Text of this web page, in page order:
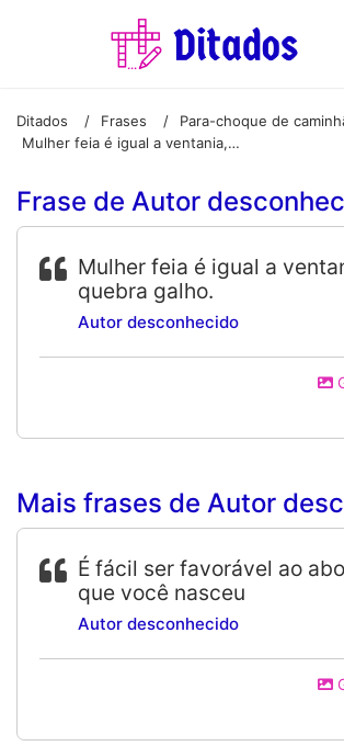
Ditados / Frases / Para-choque de
Mulher feia é igual a ventania, só quebra galho.
Frase de Autor
Mulher feia é igual a
quebra galho.
Autor desconhecido
Mais frases de Autor
É fácil ser favorável ao
que você nasceu
Autor desconhecido